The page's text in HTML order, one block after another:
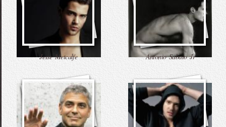
Jesse Metcalfe Antonio Sabato Jr